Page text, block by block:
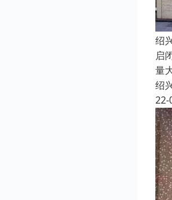
绍
启
量
绍
22-